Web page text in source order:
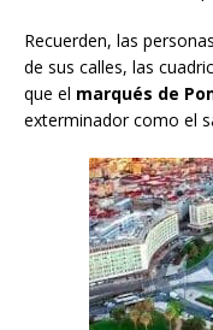
Recuerden, las
de sus calles, las
que el marqués de
exterminador como el